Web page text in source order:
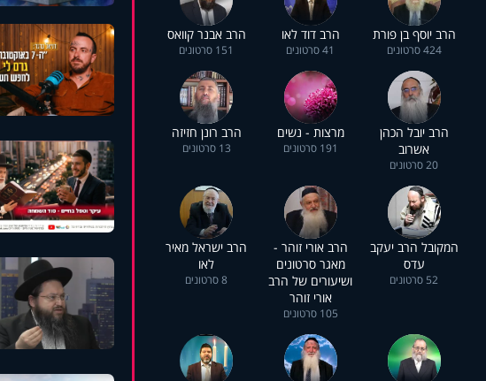
הרב יוסף בן פורת
424 סרטונים
הרב דוד לאו
41 סרטונים
הרב אבנר קוואס
151 סרטונים
הרב יובל הכהן
אשרוב
20 סרטונים
מרצות - נשים
191 סרטונים
הרב רונן חזיזה
13 סרטונים
המקובל הרב יעקב
עדס
52 סרטונים
הרב אורי זוהר -
מאגר סרטונים
ושיעורים של הרב
אורי זוהר
105 סרטונים
הרב ישראל מאיר
לאו
8 סרטונים